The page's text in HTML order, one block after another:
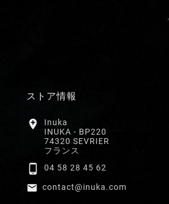
ストア情報

Inuka
INUKA - BP220
74320 SEVRIER
フランス
 04 58 28 45 62
 contact@inuka.com